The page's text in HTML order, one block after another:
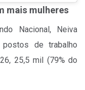
mais mulheres
Nacional, Neiva
de trabalho
25,5 mil (79% do